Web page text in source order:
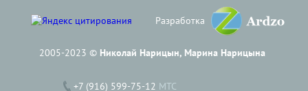
Разработка
2005-2023 © Николай Нарицын, Марина Нарицына
+7 (916) 599-75-12 МТС